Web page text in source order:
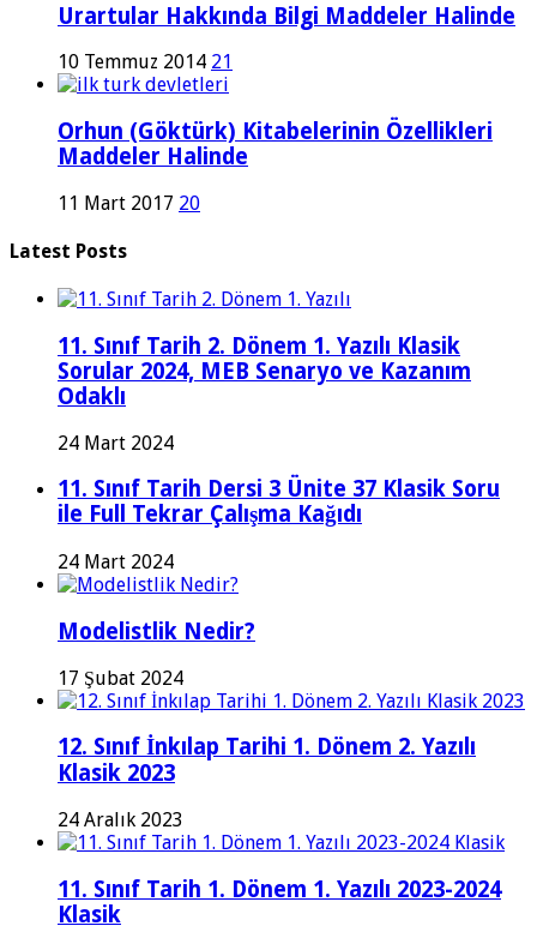
Urartular Hakkında Bilgi Maddeler Halinde
10 Temmuz 2014 21
Orhun (Göktürk) Kitabelerinin Özellikleri
Maddeler Halinde
11 Mart 2017 20
Latest Posts
11. Sınıf Tarih 2. Dönem 1. Yazılı Klasik
Sorular 2024, MEB Senaryo ve Kazanım
Odaklı
24 Mart 2024
11. Sınıf Tarih Dersi 3 Ünite 37 Klasik Soru
ile Full Tekrar Çalışma Kağıdı
24 Mart 2024
Modelistlik Nedir?
17 Şubat 2024
12. Sınıf İnkılap Tarihi 1. Dönem 2. Yazılı
Klasik 2023
24 Aralık 2023
11. Sınıf Tarih 1. Dönem 1. Yazılı 2023-2024
Klasik